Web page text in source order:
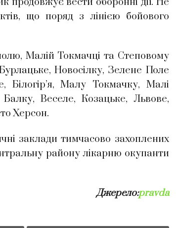
що поряд з лінією бойового
Малій Токмачці та Степовому
Бурлацьке, Новосілку, Зелене Поле
Білогір’я, Малу Токмачку, Малі
Веселе, Козацьке, Львове,
Херсон.
заклади тимчасово захоплених
району лікарню окупанти
Джерело:pravda